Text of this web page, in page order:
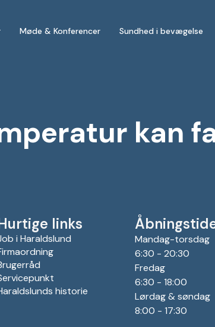
Møde & Konferencer Sundhed i bevægelse
kan
links
i Haraldslund
historie
Mandag-torsdag
6:30 - 20:30
Fredag
6:30 - 18:00
Lørdag & søndag
8:00 - 17:30